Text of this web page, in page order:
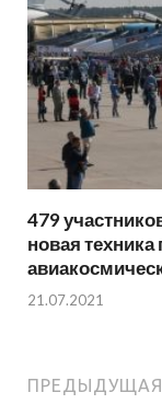
479
новая
21.07.2021
ПРЕДЫДУЩАЯ